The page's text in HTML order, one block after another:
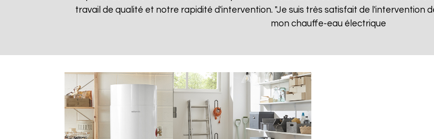
travail de qualité et notre rapidité d'intervention. "Je suis très satisfait de l'intervention
mon chauffe-eau électrique